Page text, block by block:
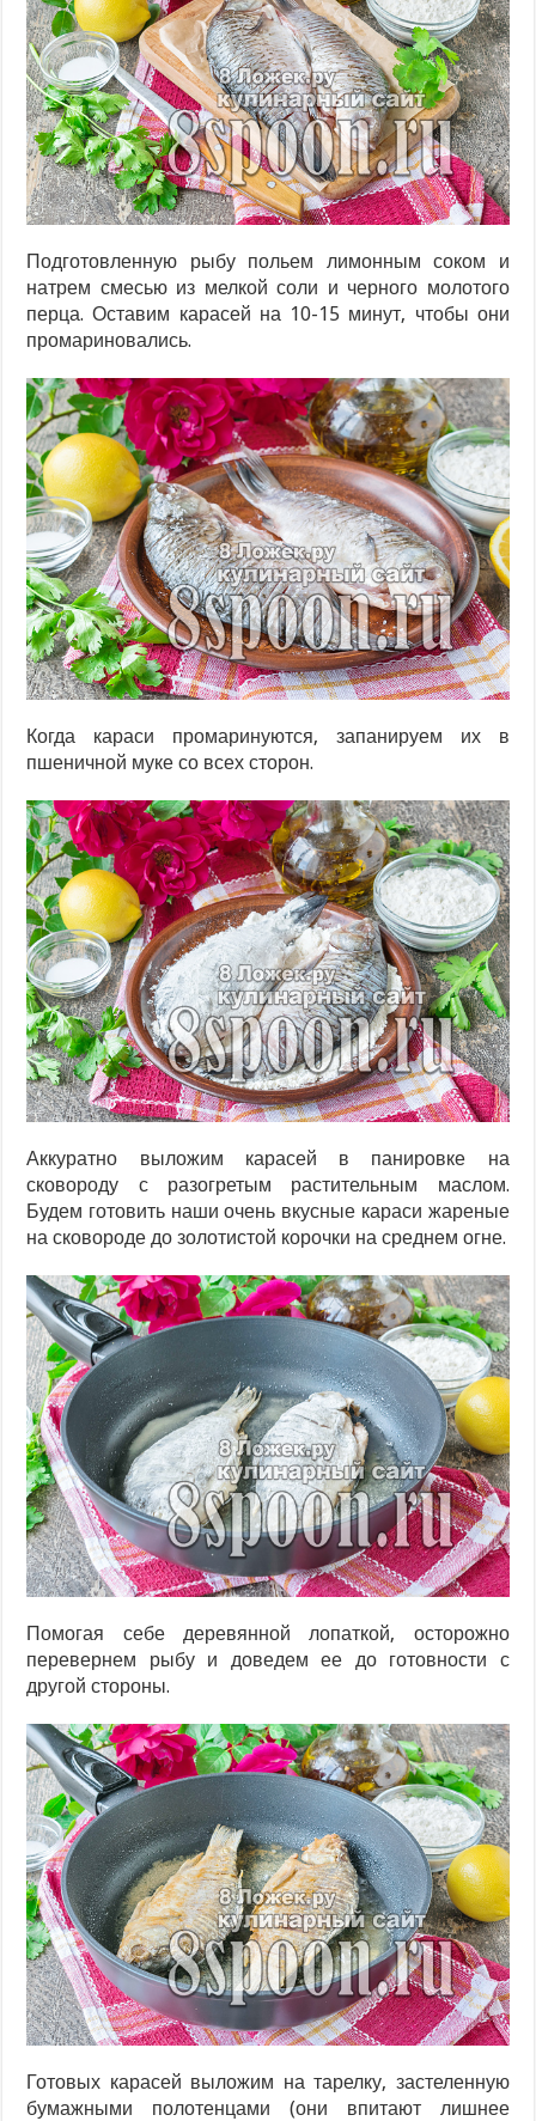
Подготовленную рыбу польем лимонным соком и
натрем смесью из мелкой соли и черного молотого
перца. Оставим карасей на 10-15 минут, чтобы они
промариновались.
Когда караси промаринуются, запанируем их в
пшеничной муке со всех сторон.
Аккуратно выложим карасей в панировке на
сковороду с разогретым растительным маслом.
Будем готовить наши очень вкусные караси жареные
на сковороде до золотистой корочки на среднем огне.
Помогая себе деревянной лопаткой, осторожно
перевернем рыбу и доведем ее до готовности с
другой стороны.
Готовых карасей выложим на тарелку, застеленную
бумажными полотенцами (они впитают лишнее